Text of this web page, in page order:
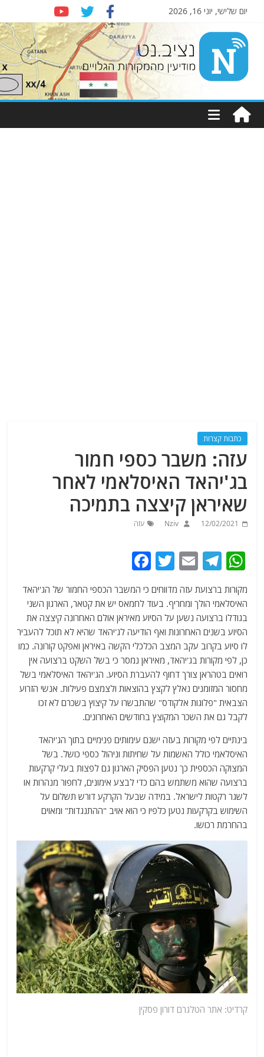
יום שלישי, יוני 16, 2026
Nziv.net
מודיעין
מהמקורות
כתבות קצרות
עזה: משבר כספי חמור
בג'יהאד האיסלאמי לאחר
שאיראן קיצצה בתמיכה
12/02/2021
Nziv עזה
W
at
s
A
p
p
T
e
g
ra
m
E
ai
l
T
itt
er
c
e
b
o
o
k
מקורות ברצועת עזה מדווחים כי המשבר הכספי החמור של הג'יהאד
האיסלאמי הולך ומחריף. בעוד לחמאס יש את קטאר, הארגון השני
בגודלו ברצועה נשען על הסיוע מאיראן אולם האחרונה קיצצה את
הסיוע בשנים האחרונות ואף הודיעה לג'יהאד שהיא לא תוכל להעביר
לו סיוע בקרוב עקב המצב הכלכלי הקשה באיראן ואפקט קורונה. כמו
כן, לפי מקורות בג'יהאד, מאיראן נמסר כי בשל השקט ברצועה אין
רואים בטהראן צורך דחוף להעברת הסיוע. הג'יהאד האיסלאמי בשל
מחסור המזומנים נאלץ לקצץ בהוצאות ולצמצם פעילות. אנשי הזרוע
הצבאית "פלוגות אלקודס" שהתבשרו על קיצוץ בשכרם לא זכו
לקבל גם את השכר המקוצץ בחודשים האחרונים.
בינתיים לפי מקורות בעזה ישנם עימותים פנימיים בתוך הג'יהאד
האיסלאמי כולל האשמות על שחיתות וניהול כספי כושל. בשל
המצוקה הכספית כך נטען הפסיק הארגון גם לפצות בעלי קרקעות
ברצועה שהוא משתמש בהם כדי לבצע אימונים, לחפור מנהרות או
לשגר רקטות לישראל. במידה שבעל הקרקע דורש תשלום על
השימוש בקרקעות נטען כלפיו כי הוא אויב "ההתנגדות" ומאוים
בהחרמת רכושו.
קרדיט: אתר הטלגרם דורון פסקין